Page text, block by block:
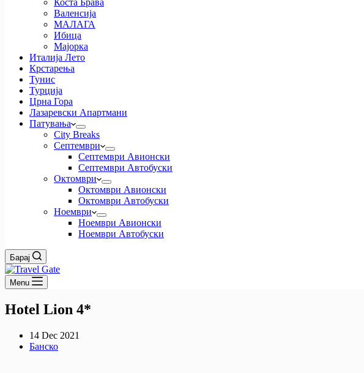
Коста Брава
Валенсија
МАЛАГА
Ибица
Мајорка
Италија Лето
Крстарења
Тунис
Турција
Црна Гора
Лазаревски Апартмани
Патувања
City Breaks
Септември
Септември Авионски
Септември Автобуски
Октомври
Октомври Авионски
Октомври Автобуски
Ноември
Ноември Авионски
Ноември Автобуски
Барај
Menu
Hotel Lion 4*
14 Dec 2021
Банско